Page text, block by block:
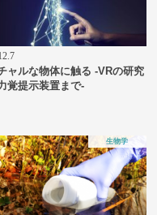
ャルな物体に触る -VRの研究
覚提示装置まで-
生物学